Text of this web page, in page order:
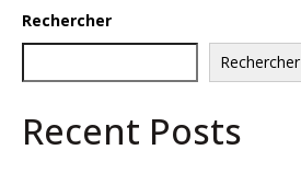
Rechercher
Rechercher
Recent Posts